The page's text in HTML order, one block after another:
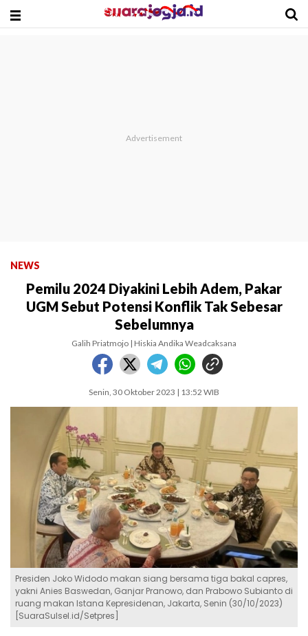
NEWS
Pemilu 2024 Diyakini Lebih Adem, Pakar
UGM Sebut Potensi Konflik Tak Sebesar
Sebelumnya
Galih Priatmojo | Hiskia Andika Weadcaksana
Senin, 30 Oktober 2023 | 13:52 WIB
Presiden Joko Widodo makan siang bersama tiga bakal capres,
yakni Anies Baswedan, Ganjar Pranowo, dan Prabowo Subianto di
ruang makan Istana Kepresidenan, Jakarta, Senin (30/10/2023)
[SuaraSulsel.id/Setpres]